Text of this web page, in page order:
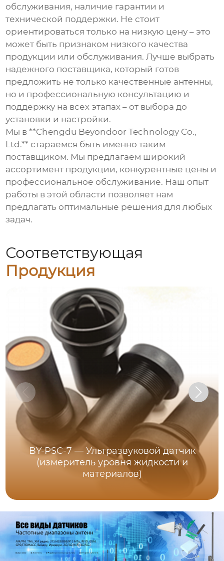
обслуживания, наличие гарантии и
технической поддержки. Не стоит
ориентироваться только на низкую цену – это
может быть признаком низкого качества
продукции или обслуживания. Лучше выбрать
надежного поставщика, который готов
предложить не только качественные антенны,
но и профессиональную консультацию и
поддержку на всех этапах – от выбора до
установки и настройки.
Мы в **Chengdu Beyondoor Technology Co.,
Ltd.** стараемся быть именно таким
поставщиком. Мы предлагаем широкий
ассортимент продукции, конкурентные цены и
профессиональное обслуживание. Наш опыт
работы в этой области позволяет нам
предлагать оптимальные решения для любых
задач.
Соответствующая
Продукция
BY-PSC-7 — Ультразвуковой датчик
(измеритель уровня жидкости и
материалов)